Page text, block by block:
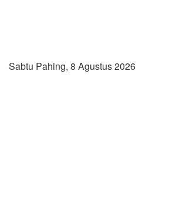
Sabtu Pahing, 8 Agustus 2026